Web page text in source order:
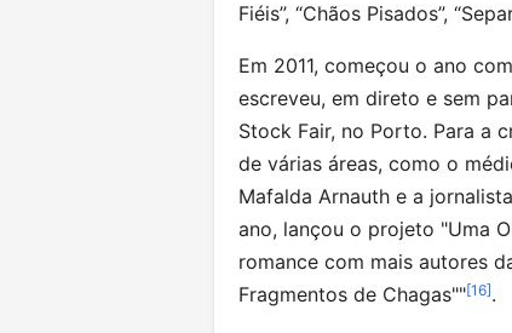
Fiéis”, “Chãos Pisados”,
Em 2011, começou o ano
escreveu, em direto e sem
Stock Fair, no Porto. Para a
de várias áreas, como o
Mafalda Arnauth e a
ano, lançou o projeto "Uma
romance com mais autores
Fragmentos de Chagas""[16].